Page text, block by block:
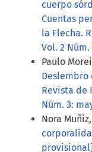
cuerpo
Cuentas
la Flecha.
Vol. 2
Paulo
Deslembro
Revista de
Núm. 3:
Nora Muñiz,